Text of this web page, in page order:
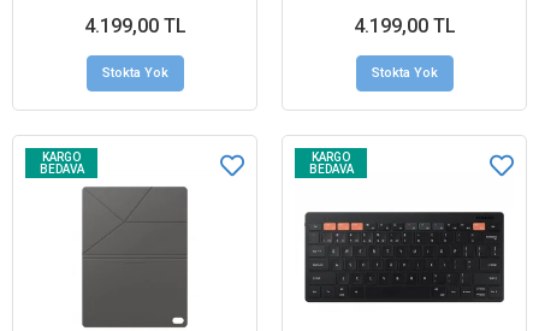
4.199,00 TL
Stokta Yok
4.199,00 TL
Stokta Yok
KARGO
BEDAVA
KARGO
BEDAVA